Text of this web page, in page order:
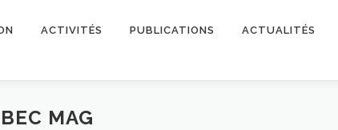
ACTIVITÉS PUBLICATIONS ACTUALITÉS
MAG